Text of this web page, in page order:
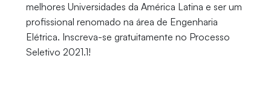
melhores Universidades da América Latina e ser um
profissional renomado na área de Engenharia
Elétrica. Inscreva-se gratuitamente no Processo
Seletivo 2021.1!